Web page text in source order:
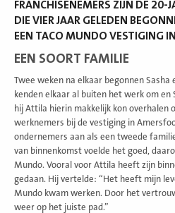
FRANCHISENEMERS ZIJN DE 20-
DIE VIER JAAR GELEDEN
EEN TACO MUNDO VESTIGING
EEN SOORT FAMILIE
Twee weken na elkaar begonnen
kenden elkaar al buiten het werk om en
hij Attila hierin makkelijk kon overhalen
werknemers bij de vestiging in
ondernemers aan als een tweede
van binnenkomst voelde het goed,
Mundo. Vooral voor Attila heeft zijn
gedaan. Hij vertelde: “Het heeft mijn
Mundo kwam werken. Door het
weer op het juiste pad.”